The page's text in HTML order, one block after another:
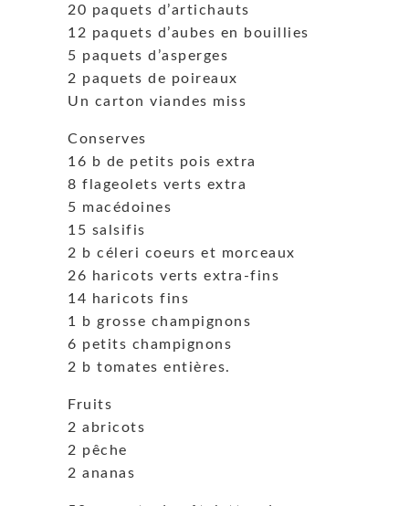
20 paquets d’artichauts
12 paquets d’aubes en bouillies
5 paquets d’asperges
2 paquets de poireaux
Un carton viandes miss
Conserves
16 b de petits pois extra
8 flageolets verts extra
5 macédoines
15 salsifis
2 b céleri coeurs et morceaux
26 haricots verts extra-fins
14 haricots fins
1 b grosse champignons
6 petits champignons
2 b tomates entières.
Fruits
2 abricots
2 pêche
2 ananas